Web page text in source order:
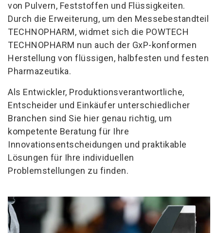
von Pulvern, Feststoffen und Flüssigkeiten.
Durch die Erweiterung, um den Messebestandteil
TECHNOPHARM, widmet sich die POWTECH
TECHNOPHARM nun auch der GxP-konformen
Herstellung von flüssigen, halbfesten und festen
Pharmazeutika.
Als Entwickler, Produktionsverantwortliche,
Entscheider und Einkäufer unterschiedlicher
Branchen sind Sie hier genau richtig, um
kompetente Beratung für Ihre
Innovationsentscheidungen und praktikable
Lösungen für Ihre individuellen
Problemstellungen zu finden.